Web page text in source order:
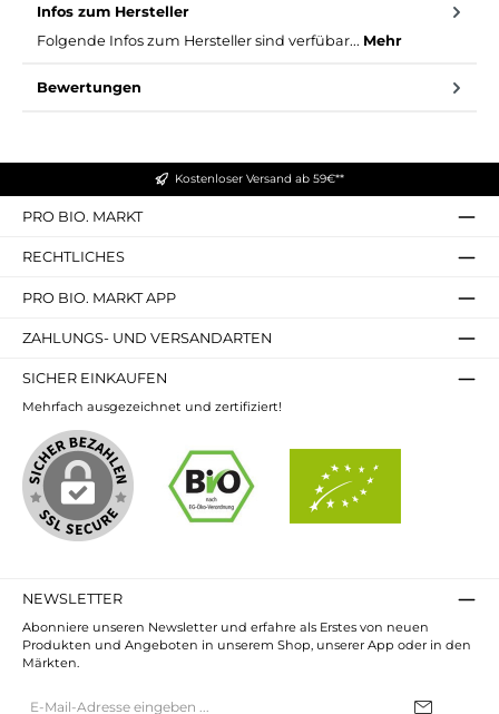
Infos zum Hersteller
Folgende Infos zum Hersteller sind verfübar... Mehr
Bewertungen
Kostenloser Versand ab 59€**
PRO BIO. MARKT
RECHTLICHES
PRO BIO. MARKT APP
ZAHLUNGS- UND VERSANDARTEN
SICHER EINKAUFEN
Mehrfach ausgezeichnet und zertifiziert!
NEWSLETTER
Abonniere unseren Newsletter und erfahre als Erstes von neuen
Produkten und Angeboten in unserem Shop, unserer App oder in den
Märkten.
Mail-